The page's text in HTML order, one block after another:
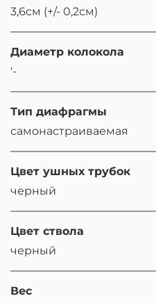
3,6см (+/- 0,2см)
Диаметр колокола
'-
Тип диафрагмы
самонастраиваемая
Цвет ушных трубок
черный
Цвет ствола
черный
Вес